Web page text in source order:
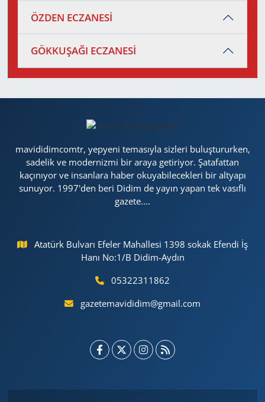
ÖZDEN ECZANESİ
GÖKKUŞAĞI ECZANESİ
mavididimcomtr, yepyeni temasıyla sizleri buluştururken,
sadelik ve modernizmi bir araya getiriyor. Şatafattan
kaçınıyor ve insanlara haber okuyabilecekleri bir altyapı
sunuyor. 1997'den beri Didim de yayın yapan tek vasıflı
gazete....
Atatürk Bulvarı Efeler Mahallesi 1398 sokak Efendi İş
Hanı No:1/B Didim-Aydın
05322311862
gazetemavididim@gmail.com